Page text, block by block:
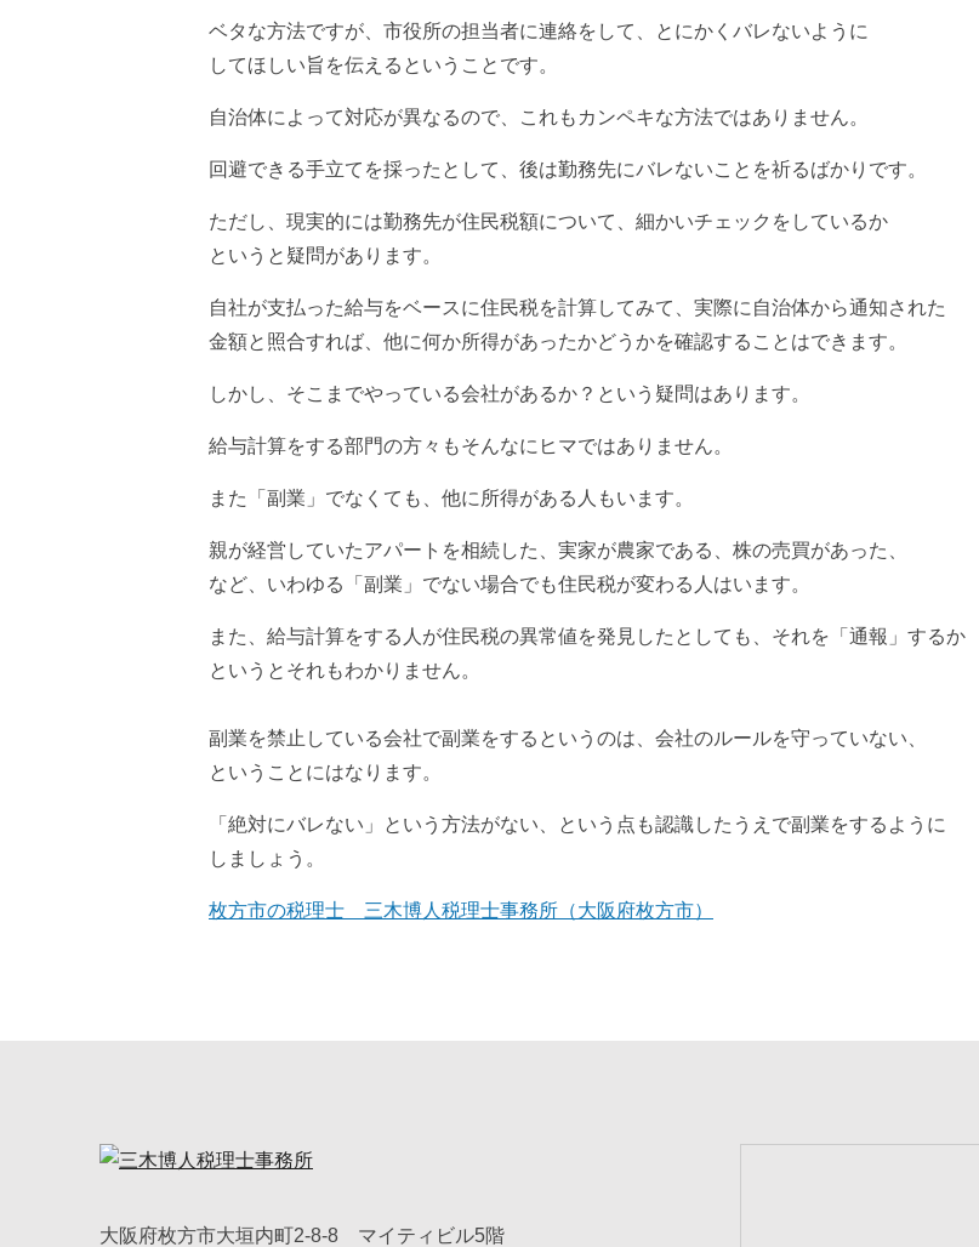
ベタな方法ですが、市役所の担当者に連絡をして、とにかくバレないように
してほしい旨を伝えるということです。
自治体によって対応が異なるので、これもカンペキな方法ではありません。
回避できる手立てを採ったとして、後は勤務先にバレないことを祈るばかりです。
ただし、現実的には勤務先が住民税額について、細かいチェックをしているか
というと疑問があります。
自社が支払った給与をベースに住民税を計算してみて、実際に自治体から通知された
金額と照合すれば、他に何か所得があったかどうかを確認することはできます。
しかし、そこまでやっている会社があるか？という疑問はあります。
給与計算をする部門の方々もそんなにヒマではありません。
また「副業」でなくても、他に所得がある人もいます。
親が経営していたアパートを相続した、実家が農家である、株の売買があった、
など、いわゆる「副業」でない場合でも住民税が変わる人はいます。
また、給与計算をする人が住民税の異常値を発見したとしても、それを「通報」するか
というとそれもわかりません。
副業を禁止している会社で副業をするというのは、会社のルールを守っていない、
ということにはなります。
「絶対にバレない」という方法がない、という点も認識したうえで副業をするように
しましょう。
枚方市の税理士 三木博人税理士事務所（大阪府枚方市）
大阪府枚方市大垣内町2-8-8 マイティビル5階